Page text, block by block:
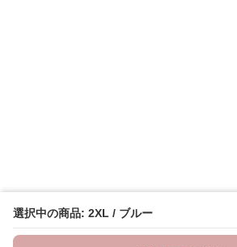
選択中の商品: 2XL / ブルー